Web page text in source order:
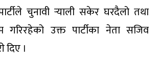
चुनावी र्‍याली सकेर घरदैलो तथा
गरिरहेको उक्त पार्टीका नेता सजिव
दिए ।